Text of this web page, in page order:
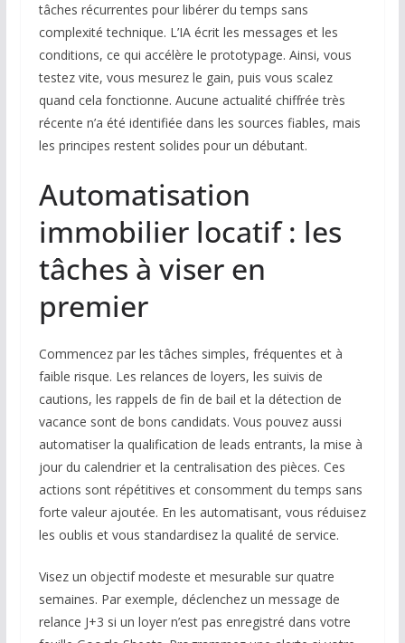
tâches récurrentes pour libérer du temps sans
complexité technique. L’IA écrit les messages et les
conditions, ce qui accélère le prototypage. Ainsi, vous
testez vite, vous mesurez le gain, puis vous scalez
quand cela fonctionne. Aucune actualité chiffrée très
récente n’a été identifiée dans les sources fiables, mais
les principes restent solides pour un débutant.
Automatisation
immobilier locatif : les
tâches à viser en
premier
Commencez par les tâches simples, fréquentes et à
faible risque. Les relances de loyers, les suivis de
cautions, les rappels de fin de bail et la détection de
vacance sont de bons candidats. Vous pouvez aussi
automatiser la qualification de leads entrants, la mise à
jour du calendrier et la centralisation des pièces. Ces
actions sont répétitives et consomment du temps sans
forte valeur ajoutée. En les automatisant, vous réduisez
les oublis et vous standardisez la qualité de service.
Visez un objectif modeste et mesurable sur quatre
semaines. Par exemple, déclenchez un message de
relance J+3 si un loyer n’est pas enregistré dans votre